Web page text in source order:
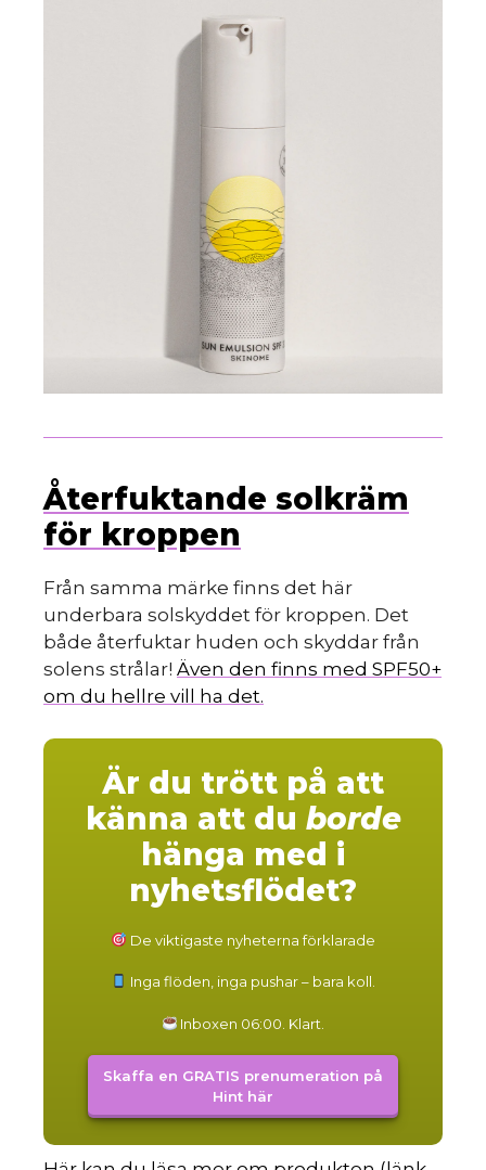
Återfuktande solkräm
för kroppen
Från samma märke finns det här
underbara solskyddet för kroppen. Det
både återfuktar huden och skyddar från
solens strålar! Även den finns med SPF50+
om du hellre vill ha det.
Är du trött på att
känna att du borde
hänga med i
nyhetsflödet?
De viktigaste nyheterna förklarade
Inga flöden, inga pushar – bara koll.
Inboxen 06:00. Klart.
Skaffa en GRATIS prenumeration på
Hint här